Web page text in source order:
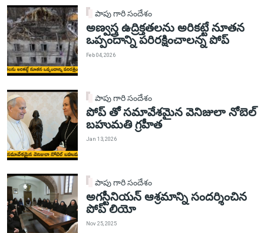
పాపు గారి సందేశం
అణ్వస్త్ర ఉద్రిక్తతలను అరికట్టే నూతన
ఒప్పందాన్ని పరిరక్షించాలన్న పోప్
Feb 04, 2026
పాపు గారి సందేశం
పోప్ తో సమావేశమైన వెనిజులా నోబెల్
బహుమతి గ్రహీత
Jan 13, 2026
పాపు గారి సందేశం
అగస్టీనియన్ ఆశ్రమాన్ని సందర్శించిన
పోప్ లియో
Nov 25, 2025